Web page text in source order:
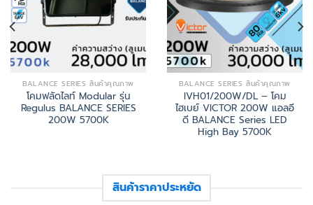
BALANCE SERIES สินค้าคุณภาพ
โคมฟลัดไลท์ Modular รุ่น
Regulus BALANCE SERIES
200W 5700K
BALANCE SERIES สินค้าคุณภาพ
IVH01/200W/DL – โคม
ไฮเบย์ VICTOR 200W แอลอี
ดี BALANCE Series LED
High Bay 5700K
สินค้าราคาประหยัด